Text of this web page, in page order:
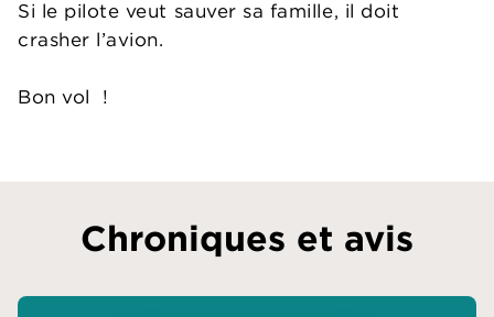
Si le pilote veut sauver sa famille, il doit
crasher l’avion.
Bon vol !
Chroniques et avis